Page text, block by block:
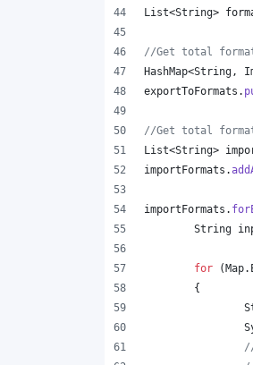
List<String>
//Get total
HashMap<String,
exportToFormats .
//Get total
List<String>
importFormats .
importFormats .
String
for ( Map.
	{